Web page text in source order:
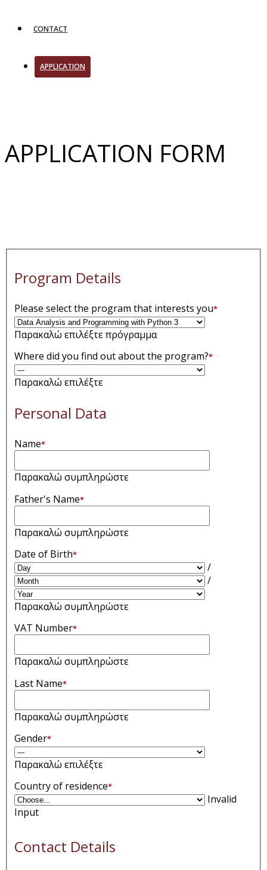
CONTACT
APPLICATION
APPLICATION FORM
Program Details
Please select the program that interests you*
Παρακαλώ επιλέξτε πρόγραμμα
Where did you find out about the program?*
Παρακαλώ επιλέξτε
Personal Data
Name*
Παρακαλώ συμπληρώστε
Father's Name*
Παρακαλώ συμπληρώστε
Date of Birth*
/
/
Παρακαλώ συμπληρώστε
VAT Number*
Παρακαλώ συμπληρώστε
Last Name*
Παρακαλώ συμπληρώστε
Gender*
Παρακαλώ επιλέξτε
Country of residence*
Invalid
Input
Contact Details